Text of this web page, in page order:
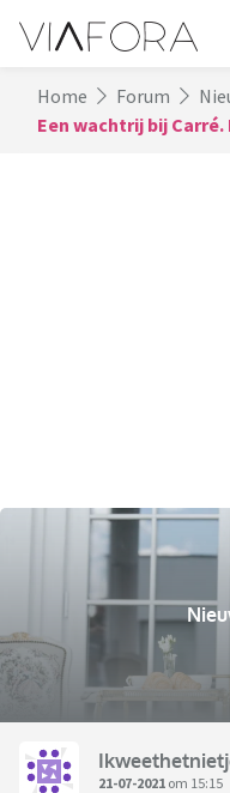
Home Forum
Een wachtrij bij
21-07-2021 om 15:15